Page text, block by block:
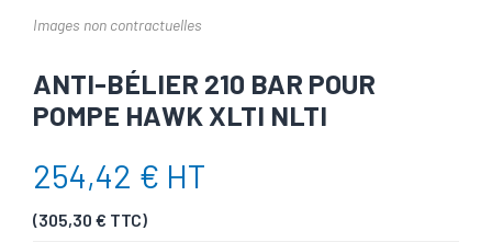
Images non contractuelles
ANTI-BÉLIER 210 BAR POUR
POMPE HAWK XLTI NLTI
254,42 € HT
(305,30 € TTC)